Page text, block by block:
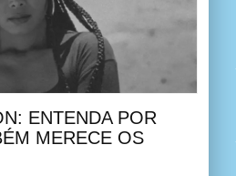
ENTENDA POR
MERECE OS